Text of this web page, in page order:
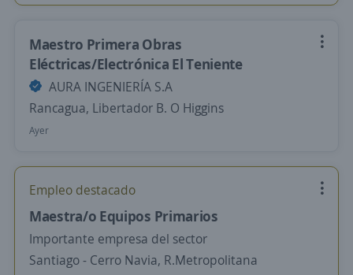
Maestro Primera Obras
Eléctricas/Electrónica El Teniente
AURA INGENIERÍA S.A
Rancagua, Libertador B. O Higgins
Ayer
Empleo destacado
Maestra/o Equipos Primarios
Importante empresa del sector
Santiago - Cerro Navia, R.Metropolitana